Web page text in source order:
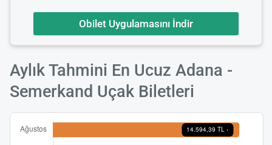
Obilet Uygulamasını İndir
Aylık Tahmini En Ucuz Adana -
Semerkand Uçak Biletleri